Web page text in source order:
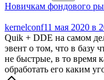
Новичкам фондового
kernelconf11 мая 2020 в
Quik + DDE на самом
эвент о том, что в базу
не быстрые, в то время
обработать его каким